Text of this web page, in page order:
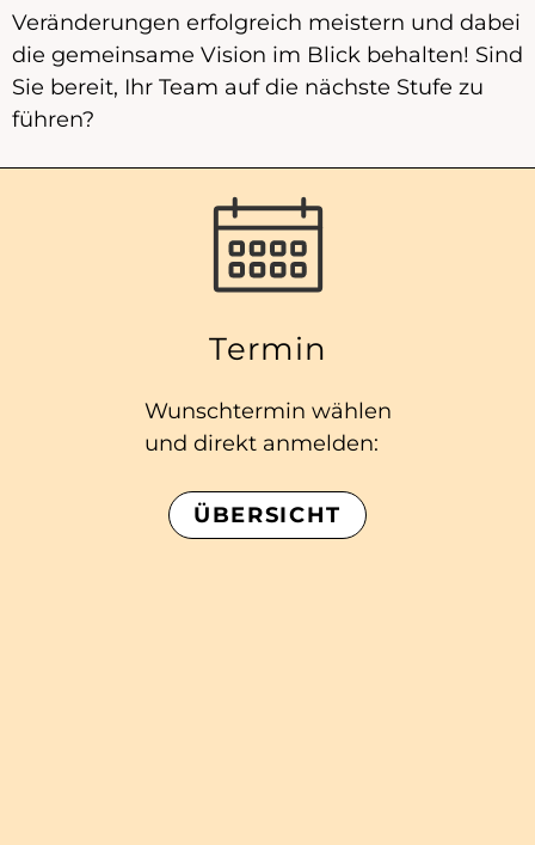
Veränderungen erfolgreich meistern und dabei
die gemeinsame Vision im Blick behalten! Sind
Sie bereit, Ihr Team auf die nächste Stufe zu
führen?
Termin
Wunschtermin wählen
und direkt anmelden:
ÜBERSICHT